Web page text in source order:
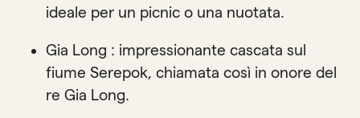
ideale per un picnic o una nuotata.
Gia Long : impressionante cascata sul
fiume Serepok, chiamata così in onore del
re Gia Long.